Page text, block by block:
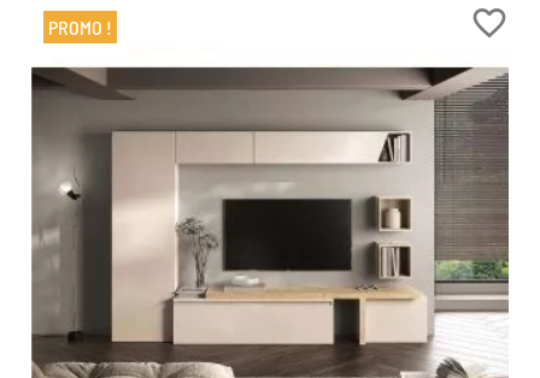
favorite_border
PROMO !